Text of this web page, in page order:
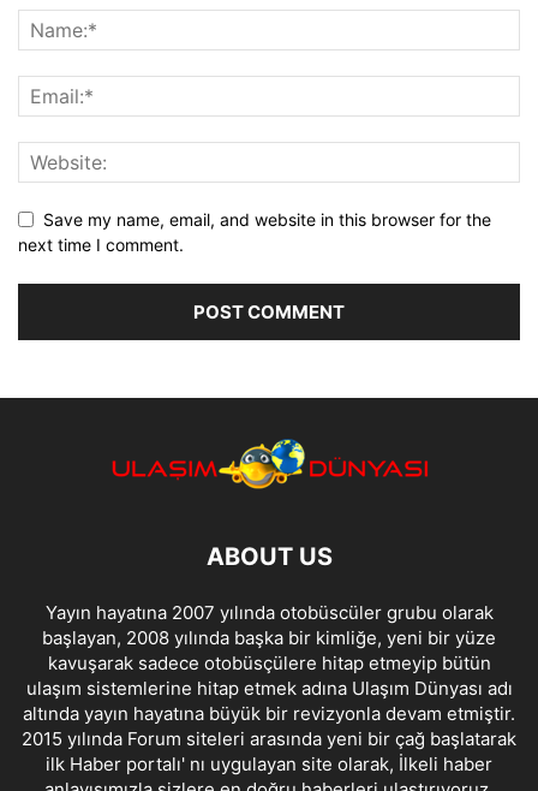
Save my name, email, and website in this browser for the
next time I comment.
ABOUT US
Yayın hayatına 2007 yılında otobüscüler grubu olarak
başlayan, 2008 yılında başka bir kimliğe, yeni bir yüze
kavuşarak sadece otobüsçülere hitap etmeyip bütün
ulaşım sistemlerine hitap etmek adına Ulaşım Dünyası adı
altında yayın hayatına büyük bir revizyonla devam etmiştir.
2015 yılında Forum siteleri arasında yeni bir çağ başlatarak
ilk Haber portalı' nı uygulayan site olarak, İlkeli haber